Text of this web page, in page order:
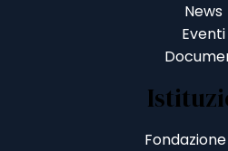
News
Eventi